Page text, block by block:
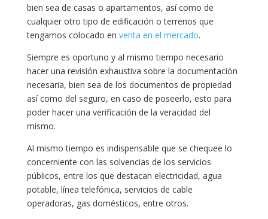
bien sea de casas o apartamentos, así como de
cualquier otro tipo de edificación o terrenos que
tengamos colocado en venta en el mercado.
Siempre es oportuno y al mismo tiempo necesario
hacer una revisión exhaustiva sobre la documentación
necesaria, bien sea de los documentos de propiedad
así como del seguro, en caso de poseerlo, esto para
poder hacer una verificación de la veracidad del
mismo.
Al mismo tiempo es indispensable que se chequee lo
concerniente con las solvencias de los servicios
públicos, entre los que destacan electricidad, agua
potable, línea telefónica, servicios de cable
operadoras, gas domésticos, entre otros.